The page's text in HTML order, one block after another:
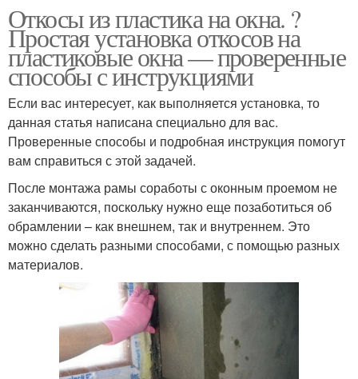
Откосы из пластика на окна. ?
Простая установка откосов на
пластиковые окна — проверенные
способы с инструкциями
Если вас интересует, как выполняется установка, то
данная статья написана специально для вас.
Проверенные способы и подробная инструкция помогут
вам справиться с этой задачей.
После монтажа рамы соработы с оконным проемом не
заканчиваются, поскольку нужно еще позаботиться об
обрамлении – как внешнем, так и внутреннем. Это
можно сделать разными способами, с помощью разных
материалов.